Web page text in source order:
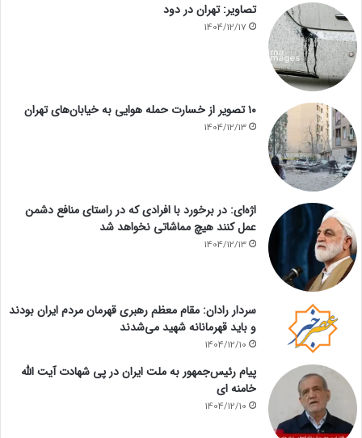
تصاویر: تهران در دود
1404/12/17
۱۰ تصویر از خسارت حمله هوایی به خیابان‌های تهران
1404/12/13
اژه‌ای: در برخورد با افرادی که در راستای منافع دشمن
عمل کنند هیچ مماشاتی نخواهد شد
1404/12/13
سردار رادان: مقام معظم رهبری قهرمان مردم ایران بودند
و باید قهرمانانه شهید می‌شدند
1404/12/10
پیام رئیس‌جمهور به ملت ایران در پی شهادت آیت الله
خامنه ای
1404/12/10